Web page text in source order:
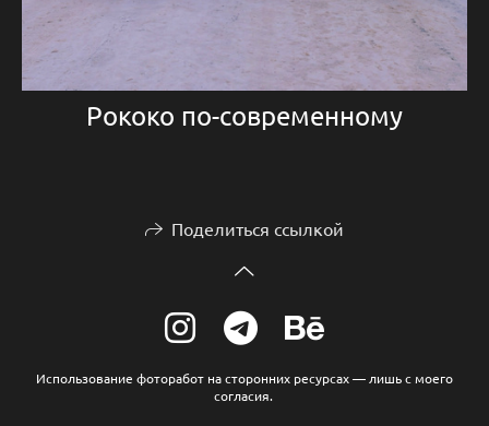
Рококо по-современному
Поделиться ссылкой
Использование фоторабот на сторонних ресурсах — лишь с моего
согласия.